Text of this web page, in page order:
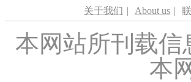
关于我们 | About us |
本网站所刊载
本